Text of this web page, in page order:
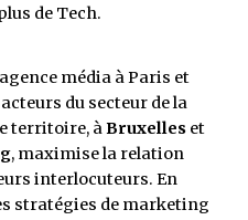
de Tech.
média à Paris et
du secteur de la
territoire, àBruxelleset
, maximise la relation
interlocuteurs. En
stratégies de marketing